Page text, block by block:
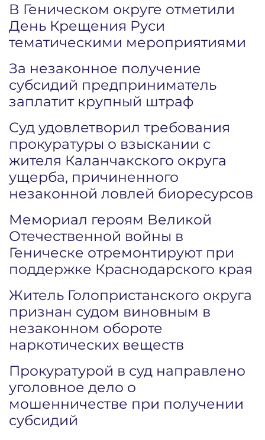
В Геническом округе отметили
День Крещения Руси
тематическими мероприятиями
За незаконное получение
субсидий предприниматель
заплатит крупный штраф
Суд удовлетворил требования
прокуратуры о взыскании с
жителя Каланчакского округа
ущерба, причиненного
незаконной ловлей биоресурсов
Мемориал героям Великой
Отечественной войны в
Геническе отремонтируют при
поддержке Краснодарского края
Житель Голопристанского округа
признан судом виновным в
незаконном обороте
наркотических веществ
Прокуратурой в суд направлено
уголовное дело о
мошенничестве при получении
субсидий